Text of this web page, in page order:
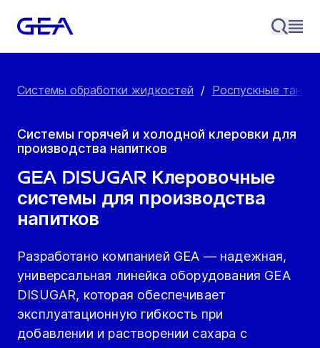
Системы обработки жидкостей / Роспускные танки
Системы горячей и холодной клеровки для
производства напитков
GEA DISUGAR Клеровочные
системы для производства
напитков
Разработано компанией GEA — надежная,
универсальная линейка оборудования GEA
DISUGAR, которая обеспечивает
эксплуатационную гибкость при
добавлении и растворении сахара с